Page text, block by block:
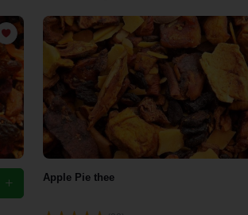
Apple Pie thee